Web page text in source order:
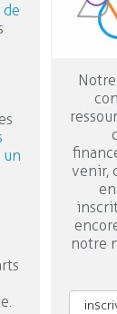
de
un
venir,
notre